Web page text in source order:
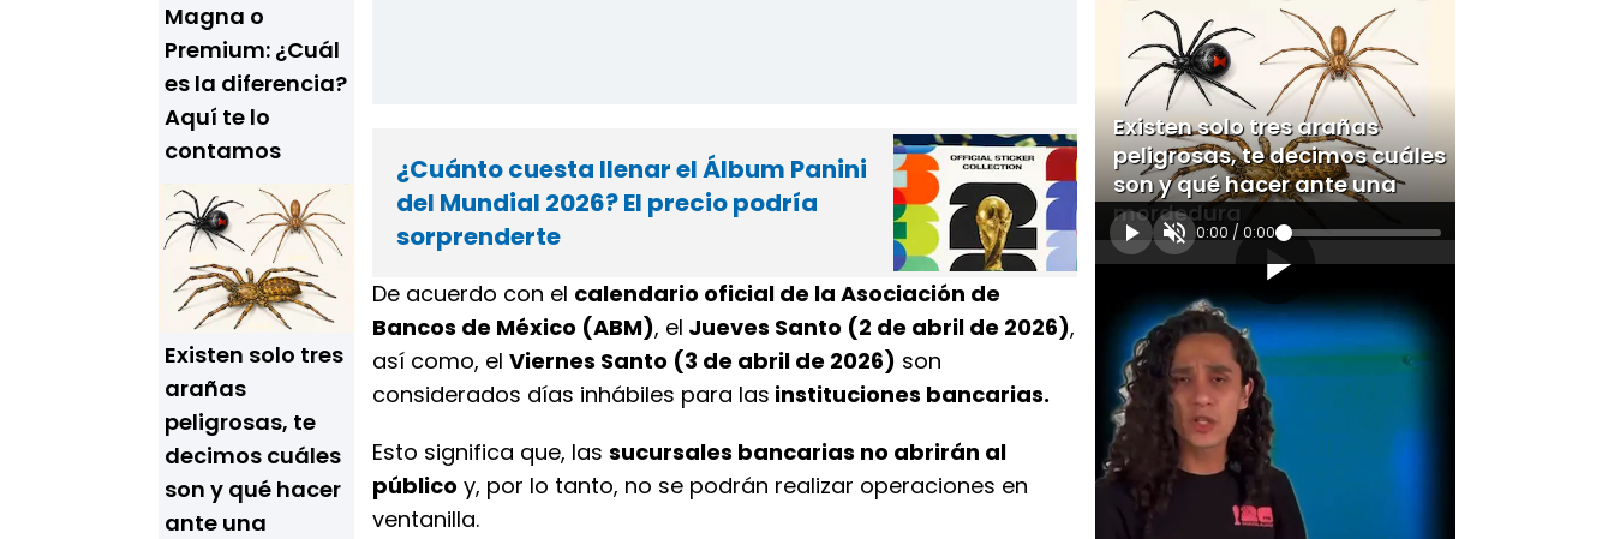
Magna o
Premium: ¿Cuál
es la diferencia?
Aquí te lo
contamos
Existen solo tres
arañas
peligrosas, te
decimos cuáles
son y qué hacer
ante una
¿Cuánto cuesta llenar el Álbum Panini
del Mundial 2026? El precio podría
sorprenderte
De acuerdo con el calendario oficial de la Asociación de
Bancos de México (ABM), el Jueves Santo (2 de abril de 2026),
así como, el Viernes Santo (3 de abril de 2026) son
considerados días inhábiles para las instituciones bancarias.
Esto significa que, las sucursales bancarias no abrirán al
público y, por lo tanto, no se podrán realizar operaciones en
ventanilla.
Existen solo tres arañas
peligrosas, te decimos cuáles
son y qué hacer ante una
mordedura
0:00 / 0:00
[Publicidad]